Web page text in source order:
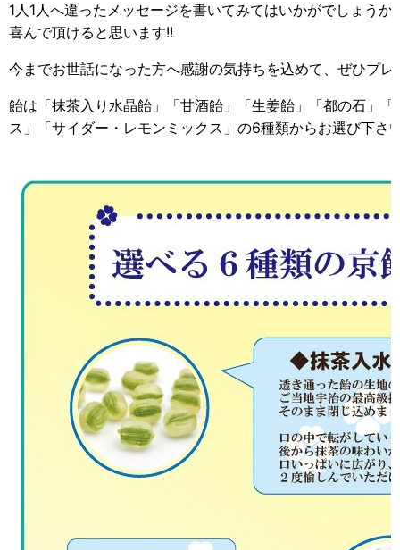
1人1人へ違ったメッセージを書いてみてはいかがでしょう
喜んで頂けると思います!!
今までお世話になった方へ感謝の気持ちを込めて、ぜひプ
飴は「抹茶入り水晶飴」「甘酒飴」「生姜飴」「都の石」
ス」「サイダー・レモンミックス」の6種類からお選び下さ